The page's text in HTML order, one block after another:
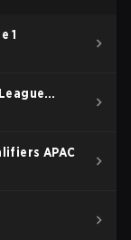
1
APAC